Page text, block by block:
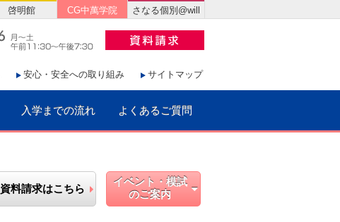
安心・安全への取り組み サイトマップ
入学までの流れ よくあるご質問
啓明館 CG中萬学院 さなる個別@will
資料請求はこちら
イベント・模試
のご案内